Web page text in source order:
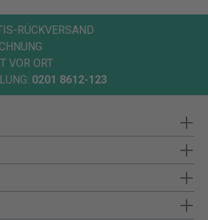
RÜCKVERSAND
VOR ORT
0201 8612-123